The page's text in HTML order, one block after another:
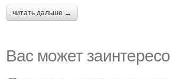
читать дальше →
Вас может